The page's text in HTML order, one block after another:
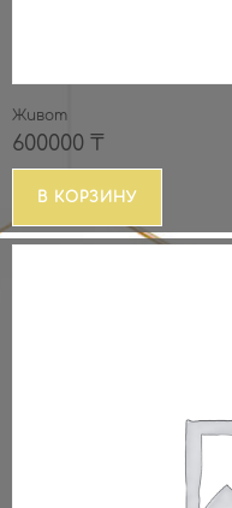
Живот
600000 ₸
В КОРЗИНУ